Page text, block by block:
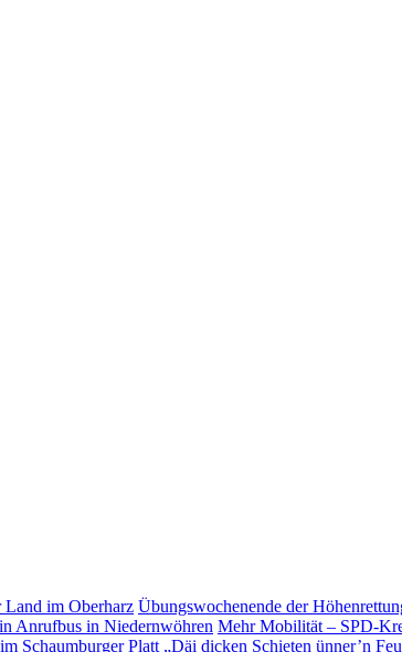
Übungs­wo­chen­ende der
Mehr Mobilität – SPD-
„Däi dicken Schieten ünner’n